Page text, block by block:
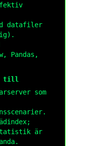
datafiler
Pandas,
till
som
är